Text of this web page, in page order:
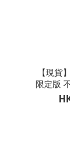
【現貨
限定版